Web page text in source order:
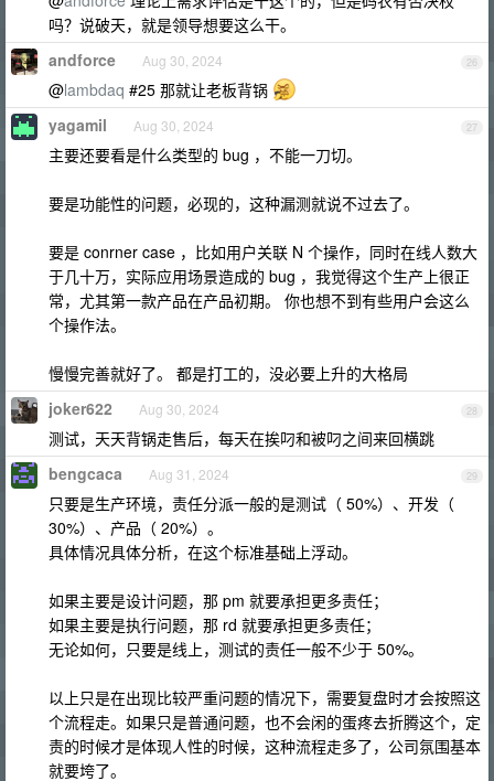
吗？说破天，就是领导想要这么干。
26
andforce Aug 30, 2024
@lambdaq #25 那就让老板背锅
27
yagamil Aug 30, 2024
主要还要看是什么类型的 bug ，不能一刀切。
要是功能性的问题，必现的，这种漏测就说不过去了。
要是 conrner case ，比如用户关联 N 个操作，同时在线人数大
于几十万，实际应用场景造成的 bug ，我觉得这个生产上很正
常，尤其第一款产品在产品初期。 你也想不到有些用户会这么
个操作法。
慢慢完善就好了。 都是打工的，没必要上升的大格局
28
joker622 Aug 30, 2024
测试，天天背锅走售后，每天在挨叼和被叼之间来回横跳
29
bengcaca Aug 31, 2024
只要是生产环境，责任分派一般的是测试（ 50%）、开发（
30%）、产品（ 20%）。
具体情况具体分析，在这个标准基础上浮动。
如果主要是设计问题，那 pm 就要承担更多责任；
如果主要是执行问题，那 rd 就要承担更多责任；
无论如何，只要是线上，测试的责任一般不少于 50%。
以上只是在出现比较严重问题的情况下，需要复盘时才会按照这
个流程走。如果只是普通问题，也不会闲的蛋疼去折腾这个，定
责的时候才是体现人性的时候，这种流程走多了，公司氛围基本
就要垮了。